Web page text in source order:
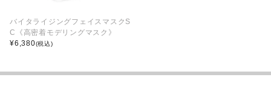
バイタライジングフェイスマスクS
C《高密着モデリングマスク》
¥6,380(税込)